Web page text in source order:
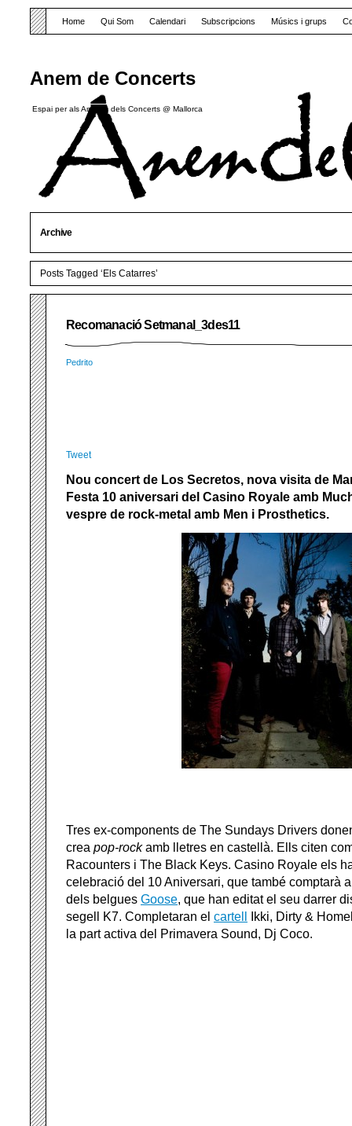
Anem de Concerts
Espai per als Amants dels Concerts @ Mallorca
Home Qui Som Calendari Subscripcions Músics i grups
Archive
Posts Tagged ‘Els Catarres’
Recomanació Setmanal_3des11
Pedrito
Tweet
Nou concert de Los Secretos, nova visita de
Festa 10 aniversari del Casino Royale amb
vespre de rock-metal amb Men i Prosthetics.
Tres ex-components de The Sundays Drivers
crea pop-rockamb lletres en castellà. Ells citen
Racounters i The Black Keys. Casino Royale els
celebració del 10 Aniversari, que també comptarà
dels belgues Goose, que han editat el seu darrer
segell K7. Completaran el cartell
Ikki, Dirty &
la part activa del Primavera Sound, Dj Coco.